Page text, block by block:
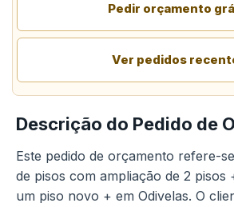
Pedir orçamento
Ver pedidos
Descrição do Pedido de
Este pedido de orçamento refere-
de pisos com ampliação de 2 pisos
um piso novo + em Odivelas. O